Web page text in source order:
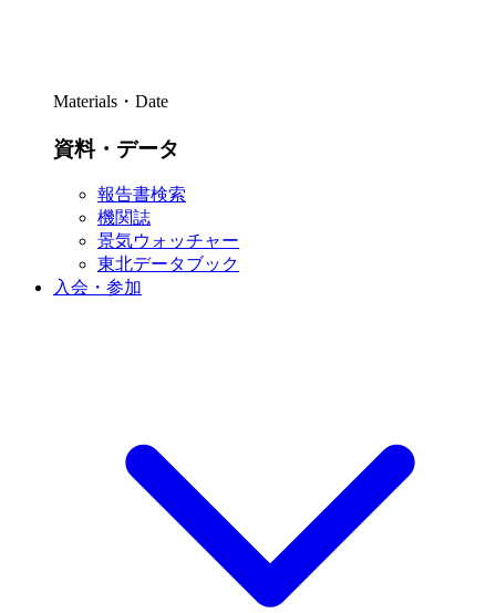
Materials・Date
資料・データ
報告書検索
機関誌
景気ウォッチャー
東北データブック
入会・参加